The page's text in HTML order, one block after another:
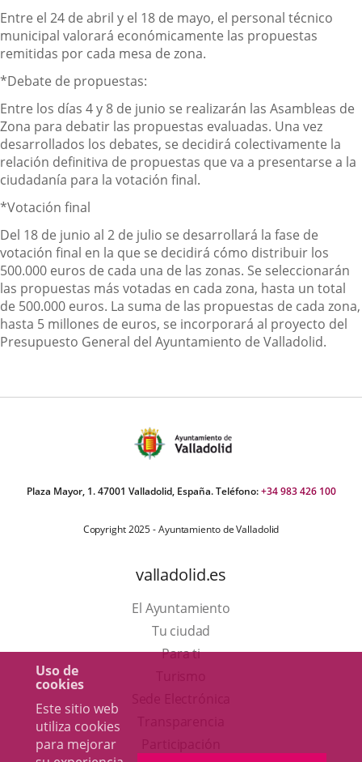
Uso de
cookies
Este sitio web
utiliza cookies
para mejorar
Entre el 24 de abril y el 18 de mayo, el personal técnico
municipal valorará económicamente las propuestas
remitidas por cada mesa de zona.
*Debate de propuestas:
Entre los días 4 y 8 de junio se realizarán las Asambleas de
Zona para debatir las propuestas evaluadas. Una vez
desarrollados los debates, se decidirá colectivamente la
relación definitiva de propuestas que va a presentarse a la
ciudadanía para la votación final.
*Votación final
Del 18 de junio al 2 de julio se desarrollará la fase de
votación final en la que se decidirá cómo distribuir los
500.000 euros de cada una de las zonas. Se seleccionarán
las propuestas más votadas en cada zona, hasta un total
de 500.000 euros. La suma de las propuestas de cada zona,
hasta 5 millones de euros, se incorporará al proyecto del
Presupuesto General del Ayuntamiento de Valladolid.
Plaza Mayor, 1. 47001 Valladolid, España. Teléfono:+34 983 426 100
Copyright 2025 - Ayuntamiento de Valladolid
valladolid.es
El Ayuntamiento
Tu ciudad
Para ti